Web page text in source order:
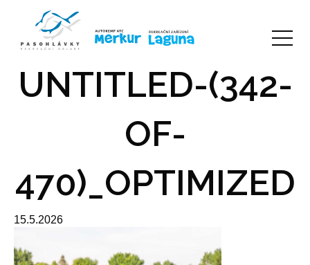
UNTITLED-(342-
OF-
470)_OPTIMIZED
15.5.2026